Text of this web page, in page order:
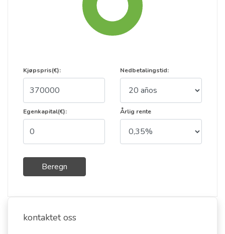
Kjøpspris(€):
Egenkapital(€):
Beregn
Nedbetalingstid:
Årlig rente
kontaktet oss